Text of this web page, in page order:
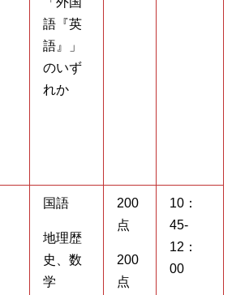
語『英
語』」
のいず
れか
国語
地理歴
史、数
学
200
点
200
点
10：
45-
12：
00